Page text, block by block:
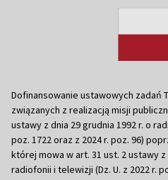
Dofinansowanie ustawowych zadań
związanych z realizacją misji
ustawy z dnia 29 grudnia 1992 r. o
poz. 1722 oraz z 2024 r. poz. 96)
której mowa w art. 31 ust. 2 ustawy z
radiofonii i telewizji (Dz. U. z 2022 r.